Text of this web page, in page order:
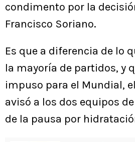
condimento por la
Francisco Soriano.
Es que a diferencia de lo
la mayoría de partidos, y
impuso para el Mundial,
avisó a los dos equipos
de la pausa por